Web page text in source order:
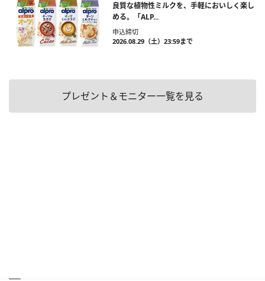
良質な植物性ミルクを、手軽においしく楽し
める。「ALP...
申込締切
2026.08.29（土）23:59まで
プレゼント＆モニター一覧を見る